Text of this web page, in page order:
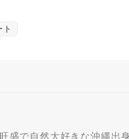
盛で自然大好きな沖縄出